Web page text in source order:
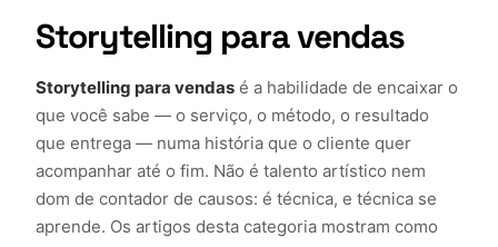
Storytelling para vendas
Storytelling para vendas é a habilidade de encaixar o
que você sabe — o serviço, o método, o resultado
que entrega — numa história que o cliente quer
acompanhar até o fim. Não é talento artístico nem
dom de contador de causos: é técnica, e técnica se
aprende. Os artigos desta categoria mostram como